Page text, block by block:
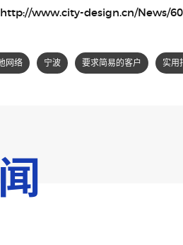
http://www.city-design.cn/News/
网络 宁波 要求简易的客户 实用